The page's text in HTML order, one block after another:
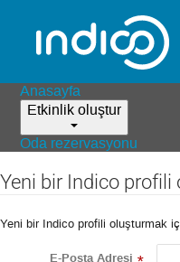
Anasayfa
Etkinlik oluştur
Oda rezervasyonu
Yeni bir Indico profili
Yeni bir Indico profili oluşturmak